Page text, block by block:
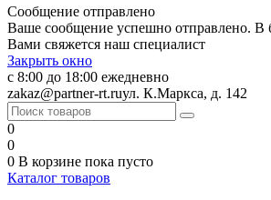
Сообщение отправлено
Ваше сообщение успешно отправлено. В
Вами свяжется наш специалист
Закрыть окно
с 8:00 до 18:00 ежедневно
zakaz@partner-rt.ruул. К.Маркса, д. 142
0
0
0 В корзине пока пусто
Каталог товаров